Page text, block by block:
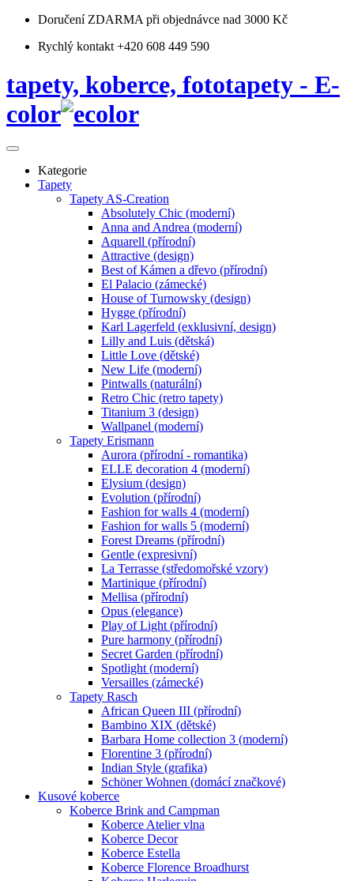
Doručení ZDARMA při objednávce nad 3000 Kč
Rychlý kontakt +420 608 449 590
tapety, koberce, fototapety - E-
color
Kategorie
Tapety
Tapety AS-Creation
Absolutely Chic (moderní)
Anna and Andrea (moderní)
Aquarell (přírodní)
Attractive (design)
Best of Kámen a dřevo (přírodní)
El Palacio (zámecké)
House of Turnowsky (design)
Hygge (přírodní)
Karl Lagerfeld (exklusivní, design)
Lilly and Luis (dětská)
Little Love (dětské)
New Life (moderní)
Pintwalls (naturální)
Retro Chic (retro tapety)
Titanium 3 (design)
Wallpanel (moderní)
Tapety Erismann
Aurora (přírodní - romantika)
ELLE decoration 4 (moderní)
Elysium (design)
Evolution (přírodní)
Fashion for walls 4 (moderní)
Fashion for walls 5 (moderní)
Forest Dreams (přírodní)
Gentle (expresivní)
La Terrasse (středomořské vzory)
Martinique (přírodní)
Mellisa (přírodní)
Opus (elegance)
Play of Light (přírodní)
Pure harmony (přírodní)
Secret Garden (přírodní)
Spotlight (moderní)
Versailles (zámecké)
Tapety Rasch
African Queen III (přírodní)
Bambino XIX (dětské)
Barbara Home collection 3 (moderní)
Florentine 3 (přírodní)
Indian Style (grafika)
Schöner Wohnen (domácí značkové)
Kusové koberce
Koberce Brink and Campman
Koberce Atelier vlna
Koberce Decor
Koberce Estella
Koberce Florence Broadhurst